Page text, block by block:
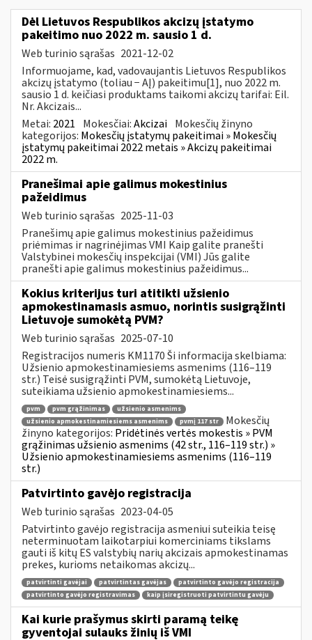
Dėl Lietuvos Respublikos akcizų įstatymo
pakeitimo nuo 2022 m. sausio 1 d.
Web turinio sąrašas 2021-12-02
Informuojame, kad, vadovaujantis Lietuvos Respublikos
akcizų įstatymo (toliau − AĮ) pakeitimu[1], nuo 2022 m.
sausio 1 d. keičiasi produktams taikomi akcizų tarifai: Eil.
Nr. Akcizais...
Metai: 2021 Mokesčiai:Akcizai Mokesčių žinyno
kategorijos: Mokesčių įstatymų pakeitimai » Mokesčių
įstatymų pakeitimai 2022 metais » Akcizų pakeitimai
2022 m.
Pranešimai apie galimus mokestinius
pažeidimus
Web turinio sąrašas 2025-11-03
Pranešimų apie galimus mokestinius pažeidimus
priėmimas ir nagrinėjimas VMI Kaip galite pranešti
Valstybinei mokesčių inspekcijai (VMI) Jūs galite
pranešti apie galimus mokestinius pažeidimus...
Kokius kriterijus turi atitikti užsienio
apmokestinamasis asmuo, norintis susigrąžinti
Lietuvoje sumokėtą PVM?
Web turinio sąrašas 2025-07-10
Registracijos numeris KM1170 Ši informacija skelbiama:
Užsienio apmokestinamiesiems asmenims (116–119
str.) Teisė susigrąžinti PVM, sumokėtą Lietuvoje,
suteikiama užsienio apmokestinamiesiems...
pvm pvm grąžinimas
užsienio asmenims
užsienio apmokestinamiesiems asmenims
pvmį 117 str
Mokesčių
žinyno kategorijos: Pridėtinės vertės mokestis » PVM
grąžinimas užsienio asmenims (42 str., 116–119 str.) »
Užsienio apmokestinamiesiems asmenims (116–119
str.)
Patvirtinto gavėjo registracija
Web turinio sąrašas 2023-04-05
Patvirtinto gavėjo registracija asmeniui suteikia teisę
neterminuotam laikotarpiui komerciniams tikslams
gauti iš kitų ES valstybių narių akcizais apmokestinamas
prekes, kurioms netaikomas akcizų...
patvirtinti gavėjai patvirtintas gavėjas
patvirtinto gavėjo registracija
patvirtinto gavėjo registravimas
kaip įsiregistruoti patvirtintu gavėju
Kai kurie prašymus skirti paramą teikę
gyventojai sulauks žinių iš VMI